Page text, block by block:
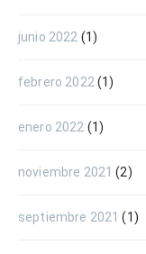
junio 2022 (1)
febrero 2022 (1)
enero 2022 (1)
noviembre 2021 (2)
septiembre 2021 (1)